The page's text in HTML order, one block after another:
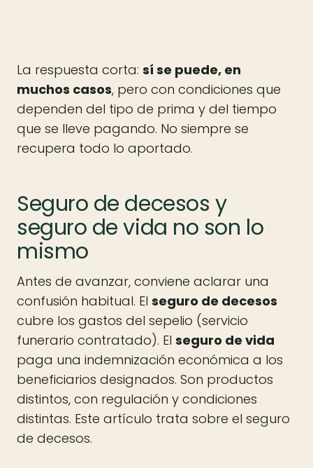
La respuesta corta: sí se puede, en
muchos casos, pero con condiciones que
dependen del tipo de prima y del tiempo
que se lleve pagando. No siempre se
recupera todo lo aportado.
Seguro de decesos y
seguro de vida no son lo
mismo
Antes de avanzar, conviene aclarar una
confusión habitual. El seguro de decesos
cubre los gastos del sepelio (servicio
funerario contratado). El seguro de vida
paga una indemnización económica a los
beneficiarios designados. Son productos
distintos, con regulación y condiciones
distintas. Este artículo trata sobre el seguro
de decesos.